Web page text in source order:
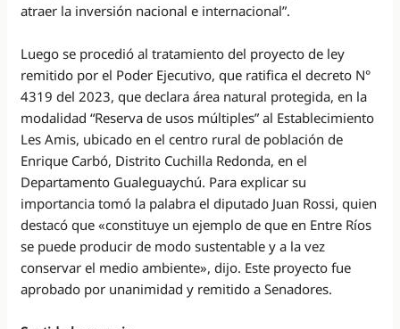
atraer la inversión nacional e internacional”.
Luego se procedió al tratamiento del proyecto de ley
remitido por el Poder Ejecutivo, que ratifica el decreto N°
4319 del 2023, que declara área natural protegida, en la
modalidad “Reserva de usos múltiples” al Establecimiento
Les Amis, ubicado en el centro rural de población de
Enrique Carbó, Distrito Cuchilla Redonda, en el
Departamento Gualeguaychú. Para explicar su
importancia tomó la palabra el diputado Juan Rossi, quien
destacó que «constituye un ejemplo de que en Entre Ríos
se puede producir de modo sustentable y a la vez
conservar el medio ambiente», dijo. Este proyecto fue
aprobado por unanimidad y remitido a Senadores.